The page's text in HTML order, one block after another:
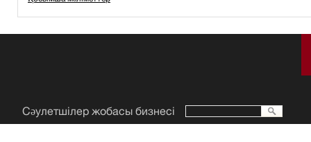
Сәулетшілер жобасы бизнесі